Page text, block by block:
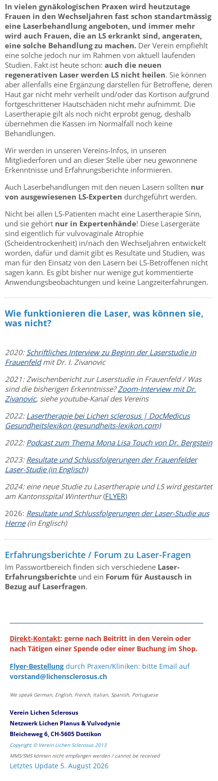
In vielen gynäkologischen Praxen wird heutzutage
Frauen in den Wechseljahren fast schon standartmässig
eine Laserbehandlung angeboten, und immer mehr
wird auch Frauen, die an LS erkrankt sind, angeraten,
eine solche Behandlung zu machen. Der Verein empfiehlt
eine solche jedoch nur im Rahmen von aktuell laufenden
Studien. Fakt ist heute schon: auch die neuen
regenerativen Laser werden LS nicht heilen. Sie können
aber allenfalls eine Ergänzung darstellen für Betroffene, deren
Haut gar nicht mehr verheilt und/oder das Kortison aufgrund
fortgeschrittener Hautschäden nicht mehr aufnimmt. Die
Lasertherapie gilt als noch nicht erprobt genug, deshalb
übernehmen die Kassen im Normalfall noch keine
Behandlungen.
Wir werden in unseren Vereins-Infos, in unseren
Mitgliederforen und an dieser Stelle über neu gewonnene
Erkenntnisse und Erfahrungsberichte informieren.
Auch Laserbehandlungen mit den neuen Lasern sollten nur
von ausgewiesenen LS-Experten durchgeführt werden.
Nicht bei allen LS-Patienten macht eine Lasertherapie Sinn,
und sie gehört nur in Expertenhände! Diese Lasergeräte
sind eigentlich für vulvovaginale Atrophie
(Scheidentrockenheit) in/nach den Wechseljahren entwickelt
worden, dafür und damit gibt es Resultate und Studien, was
man für den Einsatz von den Lasern bei LS-Betroffenen nicht
sagen kann. Es gibt bisher nur wenige gut kommentierte
Anwendungsbeobachtungen und keine Langzeiterfahrungen.
Wie funktionieren die Laser, was können sie,
was nicht?
2020: Schriftliches Interview zu Beginn der Laserstudie in
Frauenfeldmit Dr. I. Zivanovic
2021: Zwischenbericht zur Laserstudie in Frauenfeld / Was
sind die bisherigen Erkenntnisse?Zoom-Interview mit Dr.
Zivanovic, siehe youtube-Kanal des Vereins
2022: Lasertherapie bei Lichen sclerosus | DocMedicus
Gesundheitslexikon (gesundheits-lexikon.com)
2022: Podcast zum Thema Mona Lisa Touch von Dr. Bergstein
2023: Resultate und Schlussfolgerungen der Frauenfelder
Laser-Studie (in Englisch)
2024: eine neue Studie zu Lasertherapie und LS wird gestartet
am Kantonsspital Winterthur(FLYER)
2026: Resultate und Schlussfolgerungen der Laser-Studie aus
Herne (in Englisch)
Erfahrungsberichte / Forum zu Laser-Fragen
Im Passwortbereich finden sich verschiedene Laser-
Erfahrungsberichte und ein Forum für Austausch in
Bezug auf Laserfragen.
Direkt-Kontakt: gerne nach Beitritt in den Verein oder
nach Tätigen einer Spende oder einer Buchung im Shop.
Flyer-Bestellung durch Praxen/Kliniken: bitte Email auf
vorstand@lichensclerosus.ch
We speak German, English, French, Italian, Spanish, Portuguese
Verein Lichen Sclerosus
Netzwerk Lichen Planus & Vulvodynie
Bleicheweg 6, CH-5605 Dottikon
Copyright © Verein Lichen Sclerosus 2013
MMS/SMS können nicht empfangen werden / cannot be received
Letztes Update 5. August 2026